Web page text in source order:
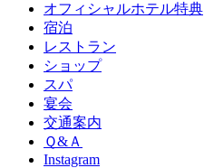
オフィシャルホテル特典
宿泊
レストラン
ショップ
スパ
宴会
交通案内
Ｑ&Ａ
Instagram